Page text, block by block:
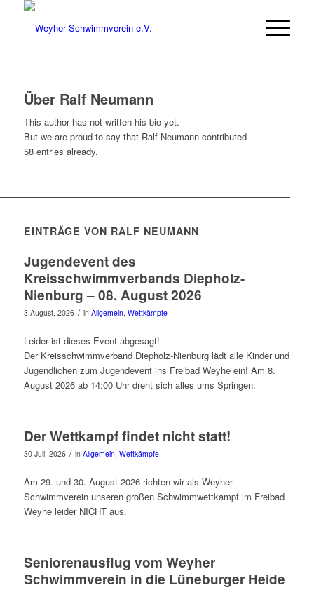
Über Ralf Neumann
This author has not written his bio yet.
But we are proud to say that Ralf Neumanncontributed
58 entries already.
EINTRÄGE VON RALF NEUMANN
Jugendevent des
Kreisschwimmverbands Diepholz-
Nienburg – 08. August 2026
3 August, 2026 / in Allgemein, Wettkämpfe
Leider ist dieses Event abgesagt!
Der Kreisschwimmverband Diepholz-Nienburg lädt alle Kinder und
Jugendlichen zum Jugendevent ins Freibad Weyhe ein! Am 8.
August 2026 ab 14:00 Uhr dreht sich alles ums Springen.
Der Wettkampf findet nicht statt!
30 Juli, 2026 / in Allgemein, Wettkämpfe
Am 29. und 30. August 2026 richten wir als Weyher
Schwimmverein unseren großen Schwimmwettkampf im Freibad
Weyhe leider NICHT aus.
Seniorenausflug vom Weyher
Schwimmverein in die Lüneburger Heide